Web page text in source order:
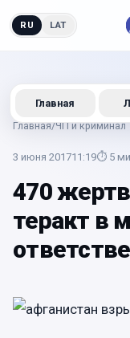
RU LAT
Главная/ЧП и криминал
3 июня 201711:19⏱ 5
470
теракт в
Главная